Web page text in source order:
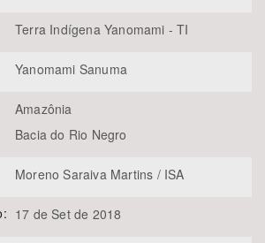
Terra Indígena Yanomami - TI
Yanomami Sanuma
Amazônia
Bacia do Rio Negro
Moreno Saraiva Martins / ISA
17 de Set de 2018